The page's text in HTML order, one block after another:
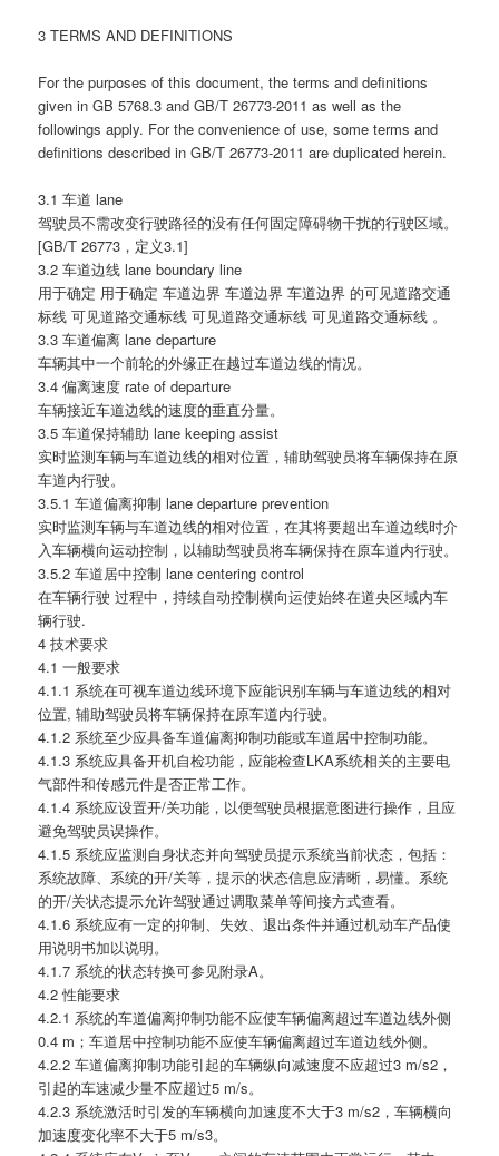
3 TERMS AND DEFINITIONS
For the purposes of this document, the terms and definitions
given in GB 5768.3 and GB/T 26773-2011 as well as the
followings apply. For the convenience of use, some terms and
definitions described in GB/T 26773-2011 are duplicated herein.
3.1 车道 lane
驾驶员不需改变行驶路径的没有任何固定障碍物干扰的行驶区域。
[GB/T 26773，定义3.1]
3.2 车道边线 lane boundary line
用于确定 用于确定 车道边界 车道边界 车道边界 的可见道路交通
标线 可见道路交通标线 可见道路交通标线 可见道路交通标线 。
3.3 车道偏离 lane departure
车辆其中一个前轮的外缘正在越过车道边线的情况。
3.4 偏离速度 rate of departure
车辆接近车道边线的速度的垂直分量。
3.5 车道保持辅助 lane keeping assist
实时监测车辆与车道边线的相对位置，辅助驾驶员将车辆保持在原
车道内行驶。
3.5.1 车道偏离抑制 lane departure prevention
实时监测车辆与车道边线的相对位置，在其将要超出车道边线时介
入车辆横向运动控制，以辅助驾驶员将车辆保持在原车道内行驶。
3.5.2 车道居中控制 lane centering control
在车辆行驶 过程中，持续自动控制横向运使始终在道央区域内车
辆行驶.
4 技术要求
4.1 一般要求
4.1.1 系统在可视车道边线环境下应能识别车辆与车道边线的相对
位置, 辅助驾驶员将车辆保持在原车道内行驶。
4.1.2 系统至少应具备车道偏离抑制功能或车道居中控制功能。
4.1.3 系统应具备开机自检功能，应能检查LKA系统相关的主要电
气部件和传感元件是否正常工作。
4.1.4 系统应设置开/关功能，以便驾驶员根据意图进行操作，且应
避免驾驶员误操作。
4.1.5 系统应监测自身状态并向驾驶员提示系统当前状态，包括：
系统故障、系统的开/关等，提示的状态信息应清晰，易懂。系统
的开/关状态提示允许驾驶通过调取菜单等间接方式查看。
4.1.6 系统应有一定的抑制、失效、退出条件并通过机动车产品使
用说明书加以说明。
4.1.7 系统的状态转换可参见附录A。
4.2 性能要求
4.2.1 系统的车道偏离抑制功能不应使车辆偏离超过车道边线外侧
0.4 m；车道居中控制功能不应使车辆偏离超过车道边线外侧。
4.2.2 车道偏离抑制功能引起的车辆纵向减速度不应超过3 m/s2，
引起的车速减少量不应超过5 m/s。
4.2.3 系统激活时引发的车辆横向加速度不大于3 m/s2，车辆横向
加速度变化率不大于5 m/s3。